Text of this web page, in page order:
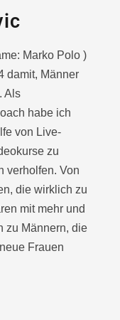
Marko Polo )
damit, Männer
Als
habe ich
von Live-
zu
verholfen. Von
die wirklich zu
mit mehr und
zu Männern, die
Frauen